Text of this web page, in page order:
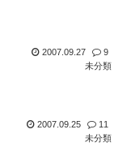
2007.09.27
9
未分類
2007.09.25
11
未分類